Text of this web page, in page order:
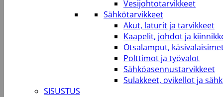
Vesijohtotarvikkeet
Sähkötarvikkeet
Akut, laturit ja tarvikkeet
Kaapelit, johdot ja
Otsalamput,
Polttimot ja työvalot
Sähköasennustarvikkeet
Sulakkeet, ovikellot ja
SISUSTUS